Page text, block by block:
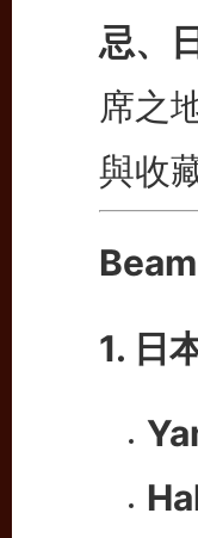
忌、
席之
與收
1. 日